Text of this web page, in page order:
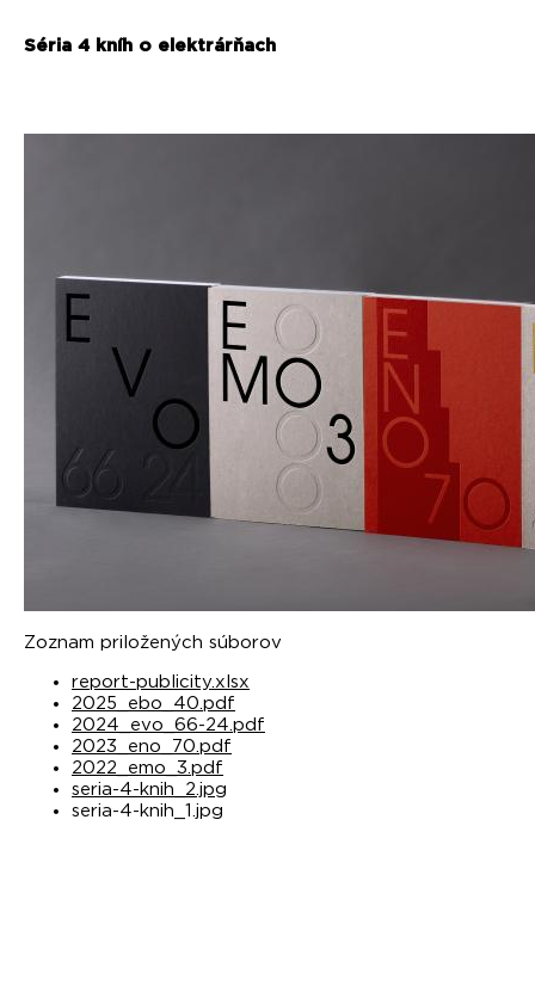
Séria 4 kníh o elektrárňach
Zoznam priložených súborov
report-publicity.xlsx
2025_ebo_40.pdf
2024_evo_66-24.pdf
2023_eno_70.pdf
2022_emo_3.pdf
seria-4-knih_2.jpg
seria-4-knih_1.jpg